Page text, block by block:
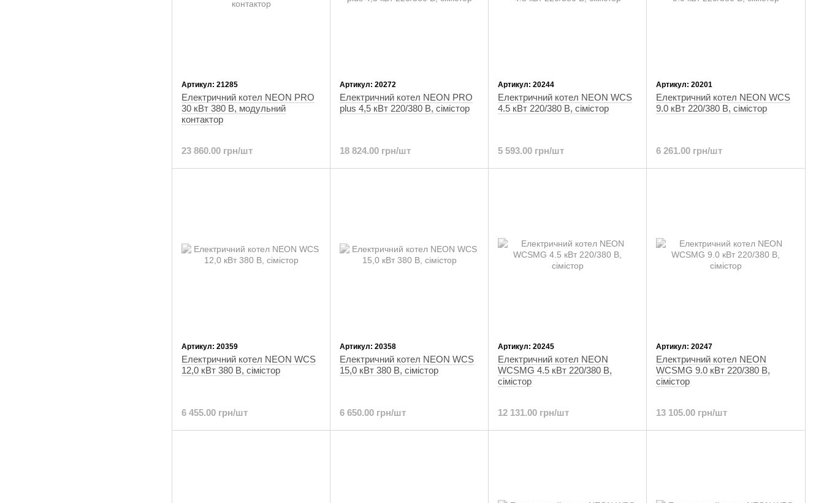
Артикул: 21285
Електричний котел NEON PRO
30 кВт 380 В, модульний
контактор
23 860.00 грн/шт
Артикул: 20272
Електричний котел NEON PRO
plus 4,5 кВт 220/380 В, сімістор
18 824.00 грн/шт
Артикул: 20244
Електричний котел NEON WCS
4.5 кВт 220/380 В, сімістор
5 593.00 грн/шт
Артикул: 20201
Електричний котел NEON WCS
9.0 кВт 220/380 В, сімістор
6 261.00 грн/шт
Артикул: 20359
Електричний котел NEON WCS
12,0 кВт 380 В, сімістор
6 455.00 грн/шт
Артикул: 20358
Електричний котел NEON WCS
15,0 кВт 380 В, сімістор
6 650.00 грн/шт
Артикул: 20245
Електричний котел NEON
WCSMG 4.5 кВт 220/380 В,
сімістор
12 131.00 грн/шт
Артикул: 20247
Електричний котел NEON
WCSMG 9.0 кВт 220/380 В,
сімістор
13 105.00 грн/шт